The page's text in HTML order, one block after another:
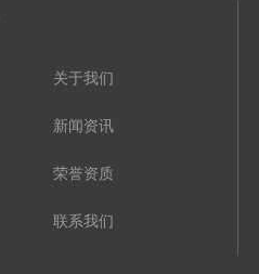
关于我们
新闻资讯
荣誉资质
联系我们